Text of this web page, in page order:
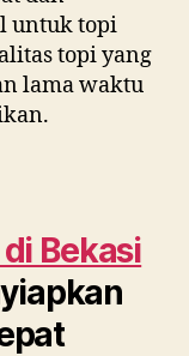
untuk topi
topi yang
lama waktu
Bekasi